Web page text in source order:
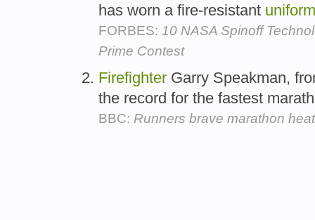
has worn a fire-resistant uniform
FORBES: 10 NASA Spinoff
Prime Contest
Firefighter Garry Speakman,
the record for the fastest
BBC: Runners brave marathon